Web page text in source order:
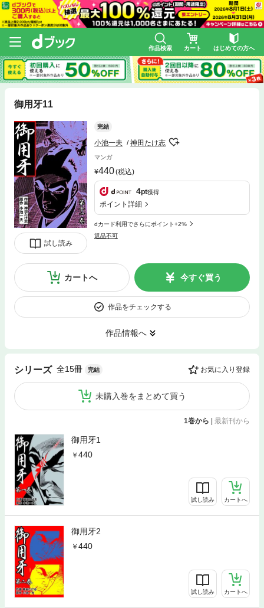
作品検索 カート はじめての方へ
御用牙11
試し読み
完結
小池一夫 神田たけ志
マンガ
440(税込)
4pt獲得
ポイント詳細
dカード利用でさらにポイント+2%
返品不可
カートへ 今すぐ買う
作品をチェックする
作品情報へ
シリーズ 全15冊 完結 お気に入り登録
未購入巻をまとめて買う
1巻から | 最新刊から
御用牙1
440
試し読み カートへ
御用牙2
440
試し読み カートへ